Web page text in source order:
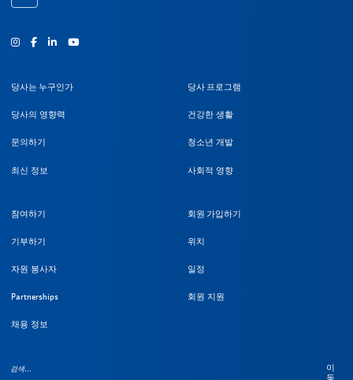
인스타그램
Facebook유튜브
당사는 누구인가
당사의 영향력
문의하기
최신 정보
당사 프로그램
건강한 생활
청소년 개발
사회적 영향
참여하기
기부하기
자원 봉사자
Partnerships
채용 정보
회원 가입하기
위치
일정
회원 지원
이
동